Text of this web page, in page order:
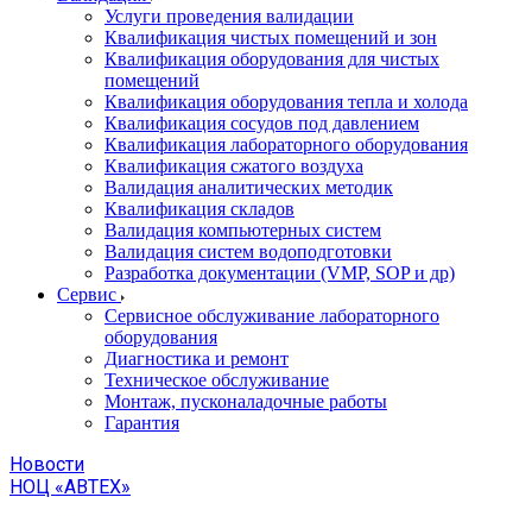
Услуги проведения валидации
Квалификация чистых помещений и зон
Квалификация оборудования для чистых
помещений
Квалификация оборудования тепла и холода
Квалификация сосудов под давлением
Квалификация лабораторного оборудования
Квалификация сжатого воздуха
Валидация аналитических методик
Квалификация складов
Валидация компьютерных систем
Валидация систем водоподготовки
Разработка документации (VMP, SOP и др)
Cервис
Сервисное обслуживание лабораторного
оборудования
Диагностика и ремонт
Техническое обслуживание
Монтаж, пусконаладочные работы
Гарантия
Новости
НОЦ «АВТЕХ»